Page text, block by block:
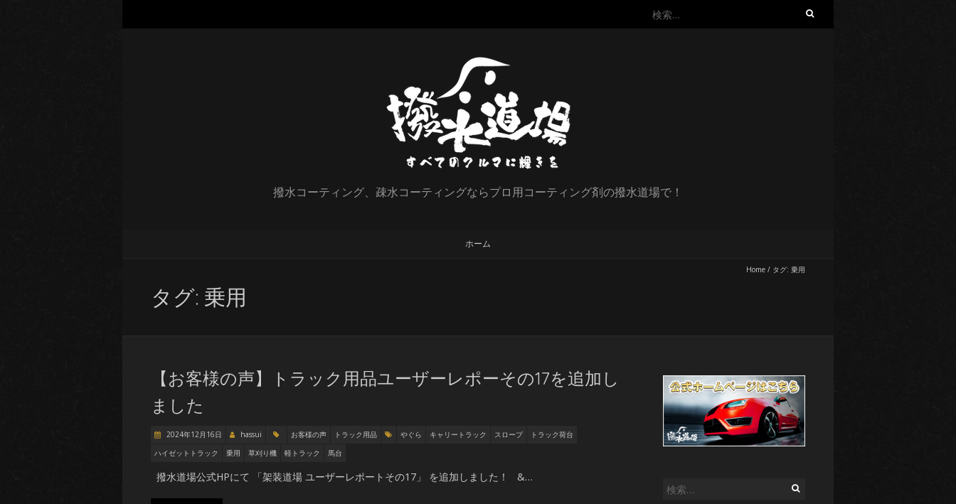
検
撥水コーティング、疎水コーティングならプロ用コーティング剤の撥水道場で！
ホーム
Home / タグ: 乗用
タグ: 乗用
【お客様の声】トラック用品ユーザーレポーその17を追加し
ました
2024年12月16日 hassui お客様の声 トラック用品 やぐら キャリートラック スロープ
トラック荷台
ハイゼットトラック
乗用 草刈り機 軽トラック 馬台
撥水道場公式HPにて 「架装道場 ユーザーレポートその17」 を追加しました！ &…
検